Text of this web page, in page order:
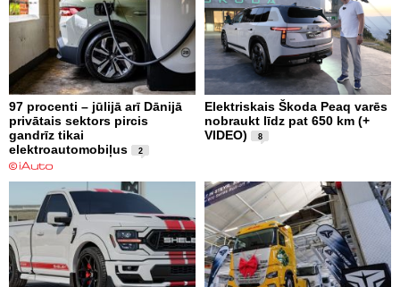
97 procenti – jūlijā arī Dānijā
privātais sektors pircis
gandrīz tikai
elektroautomobiļus
2
Elektriskais Škoda Peaq varēs
nobraukt līdz pat 650 km (+
VIDEO)
8